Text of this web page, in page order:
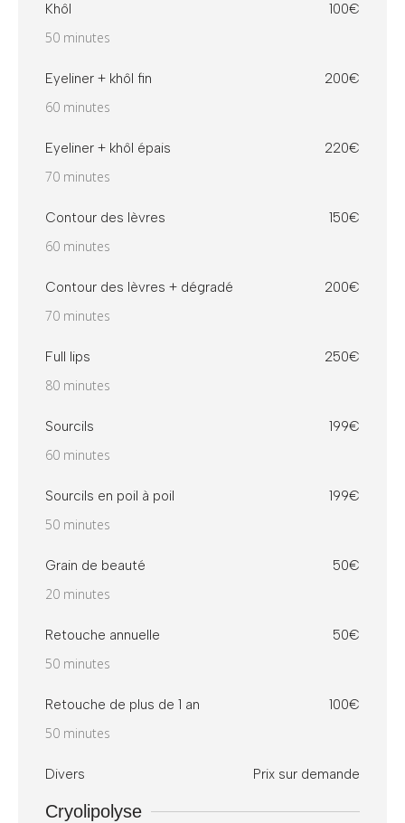
Khôl 100€
50 minutes
Eyeliner + khôl fin 200€
60 minutes
Eyeliner + khôl épais 220€
70 minutes
Contour des lèvres 150€
60 minutes
Contour des lèvres + dégradé 200€
70 minutes
Full lips 250€
80 minutes
Sourcils 199€
60 minutes
Sourcils en poil à poil 199€
50 minutes
Grain de beauté 50€
20 minutes
Retouche annuelle 50€
50 minutes
Retouche de plus de 1 an 100€
50 minutes
Divers Prix sur demande
Cryolipolyse